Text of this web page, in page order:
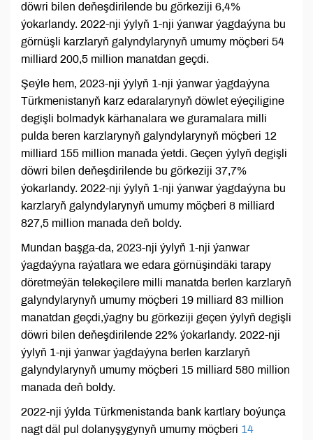
döwri bilen deňeşdirilende bu görkeziji 6,4%
ýokarlandy. 2022-nji ýylyň 1-nji ýanwar ýagdaýyna bu
görnüşli karzlaryň galyndylarynyň umumy möçberi 54
milliard 200,5 million manatdan geçdi.
Şeýle hem, 2023-nji ýylyň 1-nji ýanwar ýagdaýyna
Türkmenistanyň karz edaralarynyň döwlet eýeçiligine
degişli bolmadyk kärhanalara we guramalara milli
pulda beren karzlarynyň galyndylarynyň möçberi 12
milliard 155 million manada ýetdi. Geçen ýylyň degişli
döwri bilen deňeşdirilende bu görkeziji 37,7%
ýokarlandy. 2022-nji ýylyň 1-nji ýanwar ýagdaýyna bu
karzlaryň galyndylarynyň umumy möçberi 8 milliard
827,5 million manada deň boldy.
Mundan başga-da, 2023-nji ýylyň 1-nji ýanwar
ýagdaýyna raýatlara we edara görnüşindäki tarapy
döretmeýän telekeçilere milli manatda berlen karzlaryň
galyndylarynyň umumy möçberi 19 milliard 83 million
manatdan geçdi,ýagny bu görkeziji geçen ýylyň degişli
döwri bilen deňeşdirilende 22% ýokarlandy. 2022-nji
ýylyň 1-nji ýanwar ýagdaýyna berlen karzlaryň
galyndylarynyň umumy möçberi 15 milliard 580 million
manada deň boldy.
2022-nji ýylda Türkmenistanda bank kartlary boýunça
nagt däl pul dolanyşygynyň umumy möçberi 14